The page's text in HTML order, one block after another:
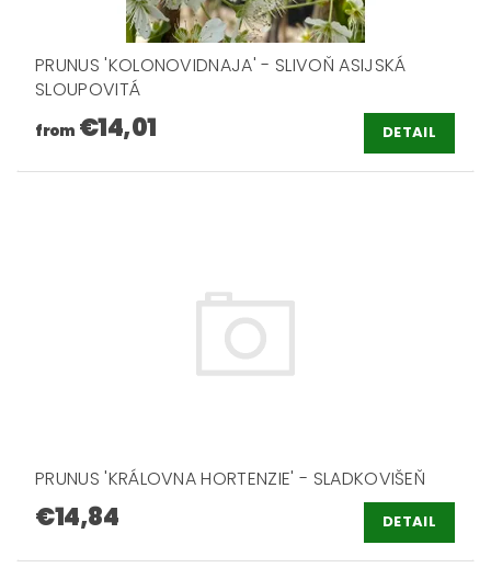
PRUNUS 'KOLONOVIDNAJA' - SLIVOŇ ASIJSKÁ
SLOUPOVITÁ
from €14,01 DETAIL
PRUNUS 'KRÁLOVNA HORTENZIE' - SLADKOVIŠEŇ
€14,84 DETAIL